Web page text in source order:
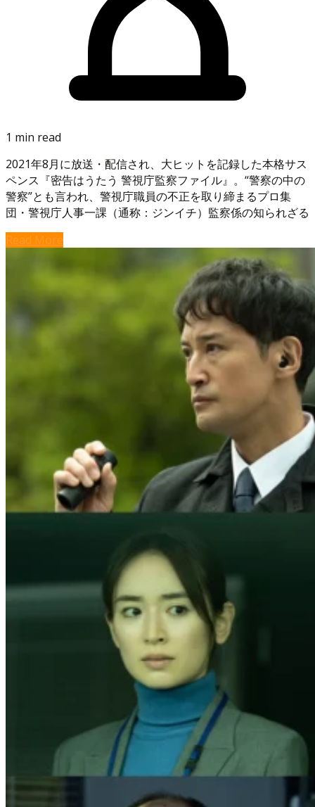
1 min read
2021年8月に放送・配信され、大ヒットを記録した本格サス
ペンス『密告はうたう 警視庁監察ファイル』。“警察の中の
警察”とも言われ、警視庁職員の不正を取り締まるプロ集
団・警視庁人事一課（通称：ジンイチ）監察係の知られざる
Read More